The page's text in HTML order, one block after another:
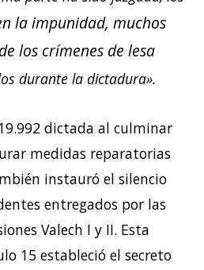
la impunidad, muchos
los crímenes de lesa
durante la dictadura».
dictada al culminar
medidas reparatorias
instauró el silencio
entregados por las
Valech I y II. Esta
15 estableció el secreto